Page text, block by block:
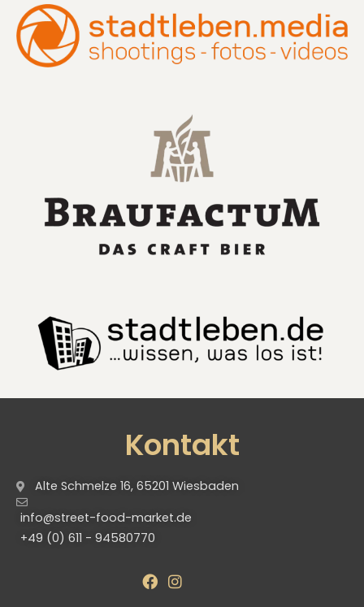
Kontakt
Alte Schmelze 16, 65201 Wiesbaden
info@street-food-market.de
+49 (0) 611 - 94580770